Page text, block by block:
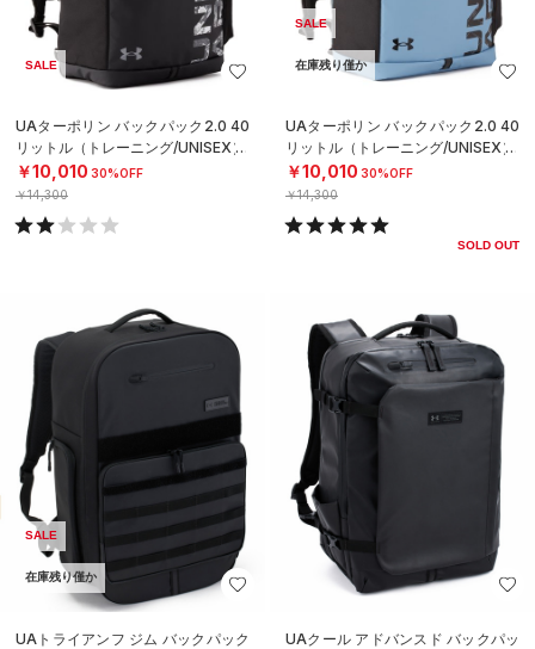
SALE
UAターポリン バックパック2.0 40
リットル（トレーニング/UNISEX）
￥10,010 30%OFF
￥14,300
SALE
在庫残り僅か
UAターポリン バックパック2.0 40
リットル（トレーニング/UNISEX）
￥10,010 30%OFF
￥14,300
SOLD OUT
SALE
在庫残り僅か
UAトライアンフ ジム バックパック
UAクール アドバンスド バックパッ